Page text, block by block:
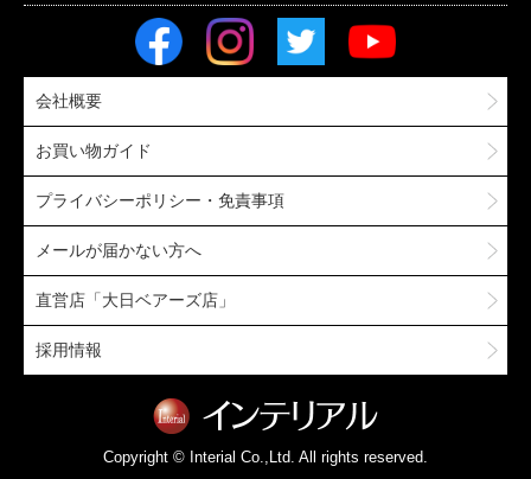
会社概要
お買い物ガイド
プライバシーポリシー・免責事項
メールが届かない方へ
直営店「大日ベアーズ店」
採用情報
Copyright © Interial Co.,Ltd. All rights reserved.